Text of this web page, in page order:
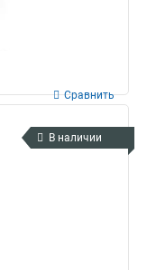
Сравнить
В наличии